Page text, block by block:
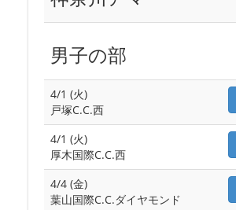
男子の部
4/1 (火)
戸塚C.C.西
4/1 (火)
厚木国際C.C.西
4/4 (金)
葉山国際C.C.ダイヤモンド